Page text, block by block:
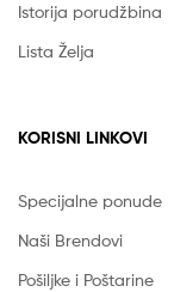
Istorija porudžbina
Lista Želja
KORISNI LINKOVI
Specijalne ponude
Naši Brendovi
Pošiljke i Poštarine